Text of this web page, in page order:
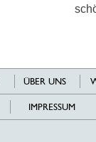
ÜBER UNS
IMPRESSUM